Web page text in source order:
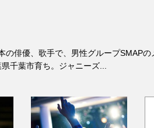
俳優、歌手で、男性グループSMAPの
千葉市育ち。ジャニーズ...